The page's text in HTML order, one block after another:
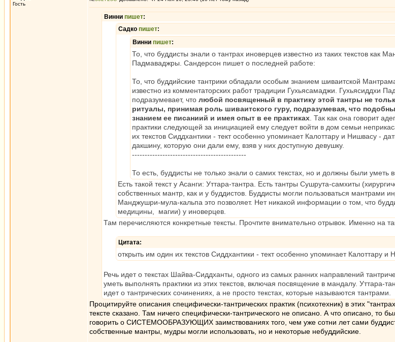
Гость
Винни пишет:
Садко пишет:
Винни пишет:
То, что буддисты знали о тантрах иноверцев известно из таких текстов как
Падмаваджры. Сандерсон пишет о последней работе:
То, что буддийские тантрики обладали особым знанием шиваитской
известно из комментаторских работ традиции Гухьясамаджи. Гухьясиддхи
подразумевает, что любой посвященный в практику этой тантры не
ритуалы, принимая роль шиваитского гуру, подразумевая, что
знанием ее писаниий и имея опыт в ее практиках . Так как она говорит
практики следующей за инициацией ему следует войти в дом семьи
их текстов Сиддхантики - тект особенно упоминает Калоттару и Нишвасу -
дакшину, которую они дали ему, взяв у них доступную девушку.
---------------------------------------------
То есть, буддисты не только знали о самих текстах, но и должны были уметь
Есть такой текст у Асанги: Уттара-тантра. Есть тантры Сушрута-самхиты
собственных мантр, как и у буддистов. Буддисты могли пользоваться мантрами
Манджушри-мула-кальпа это позволяет. Нет никакой информации о том, что
медицины, магии) у иноверцев.
Там перечисляются конкретные тексты. Прочтите внимательно отрывок. Именно на
Цитата:
открыть им один их текстов Сиддхантики - тект особенно упоминает
Речь идет о текстах Шайва-Сиддханты, одного из самых ранних направлений
уметь выполнять практики из этих текстов, включая посвящение в мандалу. Уттара-
идет о тантрических сочинениях, а не просто текстах, которые называются тантрами.
Процитируйте описания специфически-тантрических практик (психотехник) в этих
тексте сказано. Там ничего специфически-тантрического не описано. А что
говорить о СИСТЕМООБРАЗУЮЩИХ заимствованиях того, чем уже сотни лет сами
собственные мантры, мудры могли использовать, но и некоторые небуддийские.